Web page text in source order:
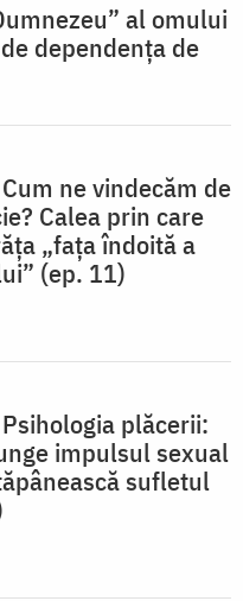
al omului
dependența de
ne vindecăm de
Calea prin care
„fața îndoită a
(ep. 11)
plăcerii:
impulsul sexual
sufletul